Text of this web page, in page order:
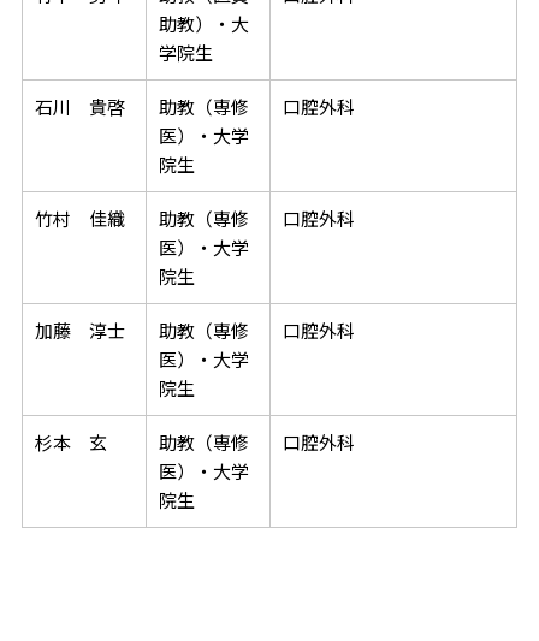
助教）・大
学院生
石川 貴啓
助教（専修
医）・大学
院生
口腔外科
竹村 佳織
助教（専修
医）・大学
院生
口腔外科
加藤 淳士
助教（専修
医）・大学
院生
口腔外科
杉本 玄
助教（専修
医）・大学
院生
口腔外科